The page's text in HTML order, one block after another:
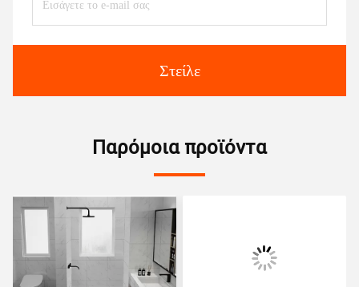
Στείλε
Παρόμοια προϊόντα